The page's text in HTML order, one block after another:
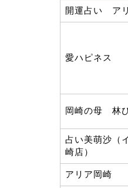
開運占い ア
愛ハピネス
岡崎の母 林
占い美萌沙（
崎店）
アリア岡崎